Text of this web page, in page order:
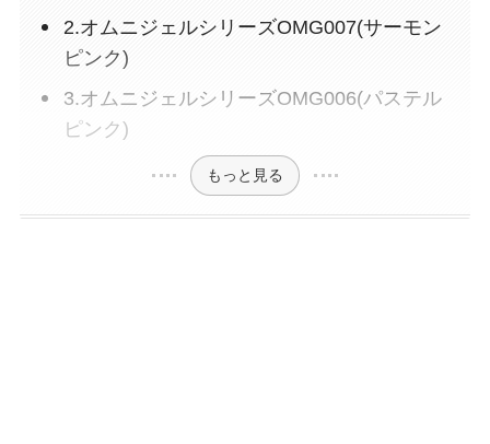
2.オムニジェルシリーズOMG007(サーモン
ピンク)
3.オムニジェルシリーズOMG006(パステル
ピンク)
もっと見る